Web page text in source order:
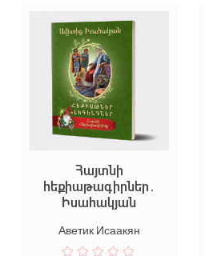
Հայտնի
հեքիաթագիրներ․
Իսահակյան
Аветик Исаакян